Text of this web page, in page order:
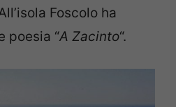
Foscolo ha
poesia “A Zacinto“.